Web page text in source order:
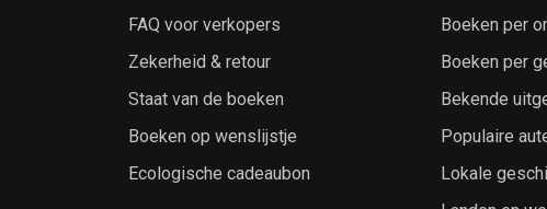
FAQ voor verkopers
Zekerheid & retour
Staat van de boeken
Boeken op wenslijstje
Ecologische cadeaubon
Boeken per
Boeken per
Bekende
Populaire
Lokale